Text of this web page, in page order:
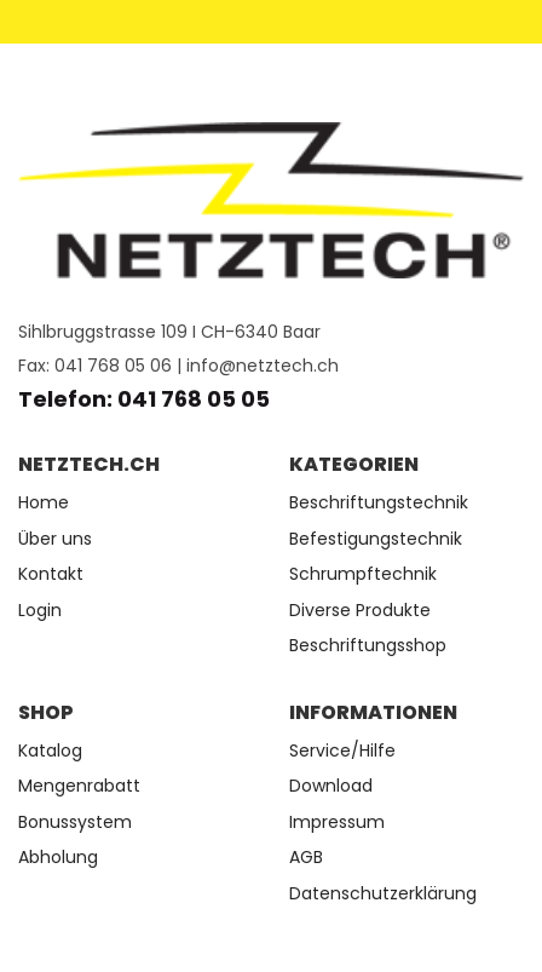
Sihlbruggstrasse 109 I CH-6340 Baar
Fax: 041 768 05 06 | info@netztech.ch
Telefon: 041 768 05 05
NETZTECH.CH
Home
Über uns
Kontakt
Login
KATEGORIEN
Beschriftungstechnik
Befestigungstechnik
Schrumpftechnik
Diverse Produkte
Beschriftungsshop
SHOP
Katalog
Mengenrabatt
Bonussystem
Abholung
INFORMATIONEN
Service/Hilfe
Download
Impressum
AGB
Datenschutzerklärung